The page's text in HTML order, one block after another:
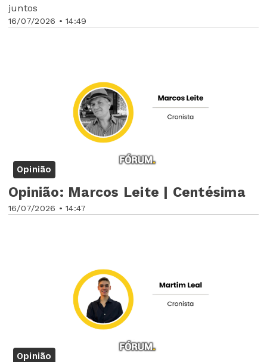
16/07/2026 • 14:49
juntos
Opinião
16/07/2026 • 14:47
Opinião: Marcos Leite | Centésima
Opinião